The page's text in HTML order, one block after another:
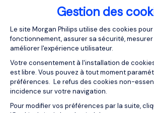
Gestion des
Plateforme de Gestion
Le site Morgan Philips utilise des cookies
fonctionnement, assurer sa sécurité,
améliorer l'expérience utilisateur.
Votre consentement à l'installation de
est libre. Vous pouvez à tout moment
préférences. Le refus des cookies non-
incidence sur votre navigation.
Pour modifier vos préférences par la suite,
Axeptio consent
Les bénéfices d’une
reconversion bien
Une reconversion solide apporte
Beaucoup de salariés décrivent un
meilleure stabilité émotionnelle, un
une évolution positive de leur qualité de
soutiennent ces observations. Les